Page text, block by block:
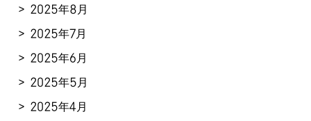
2025年8月
2025年7月
2025年6月
2025年5月
2025年4月